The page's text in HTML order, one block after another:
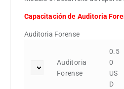
Capacitación de Auditoria
Auditoria Forense
Auditoria
Forense
0.5
0
US
D